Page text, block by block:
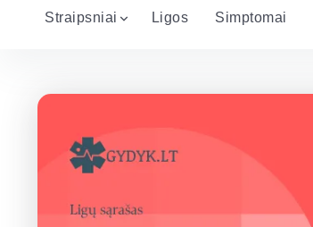
Straipsniai Ligos Simptomai